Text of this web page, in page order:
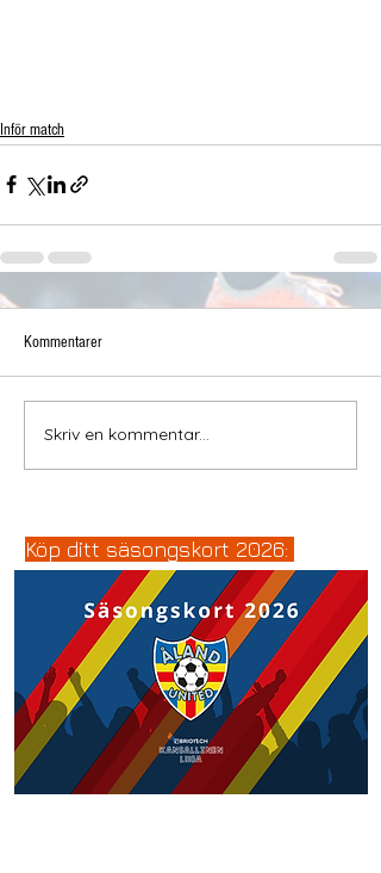
Inför match
Kommentarer
Skriv en kommentar...
Köp ditt säsongskort 2026: